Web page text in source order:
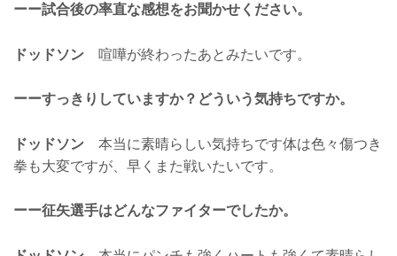
ーー試合後の率直な感想をお聞かせください。
ドッドソン 喧嘩が終わったあとみたいです。
ーーすっきりしていますか？どういう気持ちですか。
ドッドソン 本当に素晴らしい気持ちです体は色々傷つき
拳も大変ですが、早くまた戦いたいです。
ーー征矢選手はどんなファイターでしたか。